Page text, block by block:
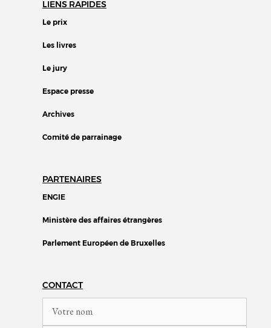
LIENS RAPIDES
Le prix
Les livres
Le jury
Espace presse
Archives
Comité de parrainage
PARTENAIRES
ENGIE
Ministère des affaires étrangères
Parlement Européen de Bruxelles
CONTACT